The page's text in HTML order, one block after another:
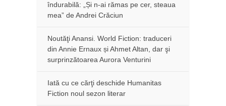
îndurabilă: „Și n-ai rămas pe cer, steaua
mea” de Andrei Crăciun
Noutăţi Anansi. World Fiction: traduceri
din Annie Ernaux și Ahmet Altan, dar şi
surprinzătoarea Aurora Venturini
Iată cu ce cărţi deschide Humanitas
Fiction noul sezon literar